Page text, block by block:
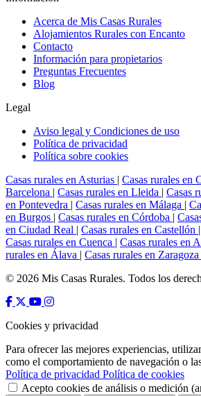
Acerca de Mis Casas Rurales
Alojamientos Rurales con Encanto
Contacto
Información para propietarios
Preguntas Frecuentes
Blog
Legal
Aviso legal y Condiciones de uso
Política de privacidad
Política sobre cookies
Casas rurales en Asturias | Casas rurales en
Barcelona | Casas rurales en Lleida | Casas
en Pontevedra | Casas rurales en Málaga |
en Burgos | Casas rurales en Córdoba |
en Ciudad Real | Casas rurales en Castellón |
Casas rurales en Cuenca | Casas rurales en
rurales en Álava | Casas rurales en Zaragoza
© 2026 Mis Casas Rurales. Todos los
Cookies y privacidad
Para ofrecer las mejores experiencias,
como el comportamiento de navegación o
Política de privacidad Política de cookies
Acepto cookies de análisis o medición